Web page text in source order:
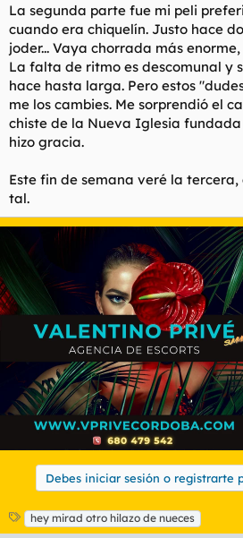
La segunda parte fue mi peli
cuando era chiquelín. Justo hace
joder... Vaya chorrada más
La falta de ritmo es descomunal y
hace hasta larga. Pero estos
me los cambies. Me sorprendió el
chiste de la Nueva Iglesia
hizo gracia.
Este fin de semana veré la
tal.
Debes iniciar sesión o registrarte
E
t
hey mirad otro hilazo de nueces